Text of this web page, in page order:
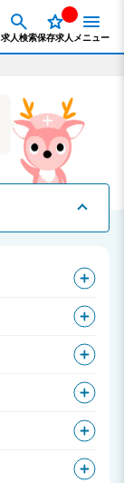
求人検索保存求人 メニュー